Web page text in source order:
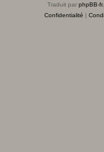
Traduit par phpBB-
Confidentialité |